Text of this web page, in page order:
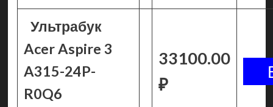
Ультрабук
Acer Aspire 3
A315-24P-
R0Q6
33100.00
₽